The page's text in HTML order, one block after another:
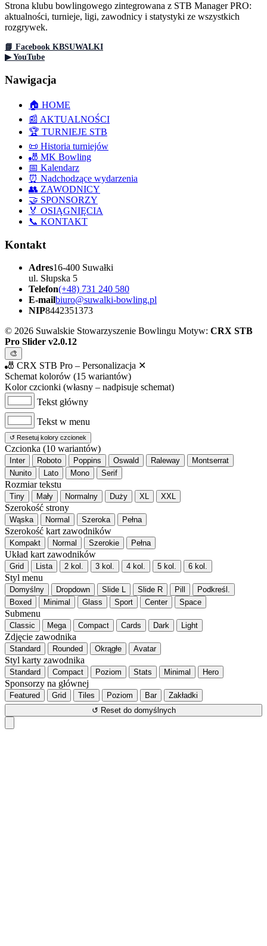
Strona klubu bowlingowego zintegrowana z STB Manager PRO:
aktualności, turnieje, ligi, zawodnicy i statystyki ze wszystkich
rozgrywek.
📘 Facebook KBSUWALKI
▶ YouTube
Nawigacja
🏠 HOME
📰 AKTUALNOŚCI
🏆 TURNIEJE STB
📜 Historia turniejów
🎳 MK Bowling
📅 Kalendarz
⏰ Nadchodzące wydarzenia
👥 ZAWODNICY
🤝 SPONSORZY
🏅 OSIĄGNIĘCIA
📞 KONTAKT
Kontakt
Adres16-400 Suwałki
ul. Słupska 5
Telefon(+48) 731 240 580
E-mailbiuro@suwalki-bowling.pl
NIP8442351373
© 2026 Suwalskie Stowarzyszenie Bowlingu Motyw: CRX STB
Pro Slider v2.0.12
🎨
🎳 CRX STB Pro – Personalizacja ✕
Schemat kolorów (15 wariantów)
Kolor czcionki (własny – nadpisuje schemat)
Tekst główny
Tekst w menu
↺ Resetuj kolory czcionek
Czcionka (10 wariantów)
Inter Roboto Poppins Oswald Raleway
Montserrat
Nunito
Lato Mono Serif
Rozmiar tekstu
Tiny Mały Normalny Duży XL XXL
Szerokość strony
Wąska Normal Szeroka Pełna
Szerokość kart zawodników
Kompakt Normal Szerokie Pełna
Układ kart zawodników
Grid Lista 2 kol. 3 kol. 4 kol. 5 kol. 6 kol.
Styl menu
Domyślny Dropdown Slide L Slide R Pill
Podkreśl.
Boxed
Minimal Glass Sport Center Space
Submenu
Classic Mega Compact Cards Dark Light
Zdjęcie zawodnika
Standard Rounded Okrągłe Avatar
Styl karty zawodnika
Standard Compact Poziom Stats Minimal Hero
Sponsorzy na głównej
Featured Grid Tiles Poziom Bar
Zakładki
↺ Reset do domyślnych